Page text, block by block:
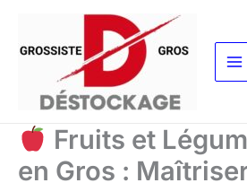
contenu
Fruits et
en Gros :